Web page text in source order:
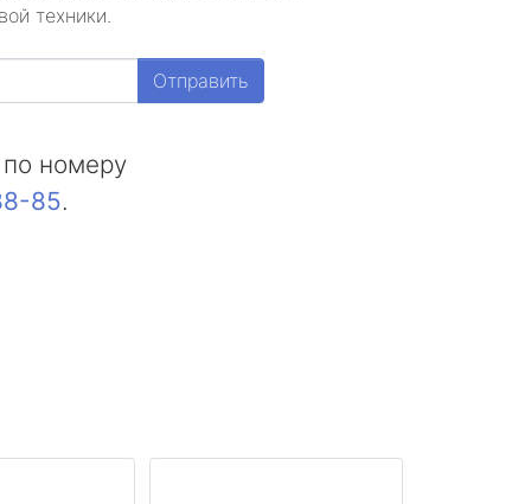
техники.
Отправить
номеру
85.